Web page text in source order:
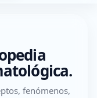
fenómenos,